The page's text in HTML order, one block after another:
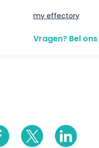
my effectory
Vragen? Bel ons